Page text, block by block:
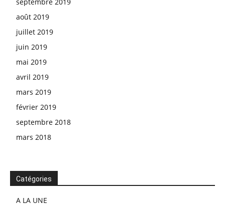
août 2019
juillet 2019
juin 2019
mai 2019
avril 2019
mars 2019
février 2019
septembre 2018
mars 2018
Catégories
A LA UNE